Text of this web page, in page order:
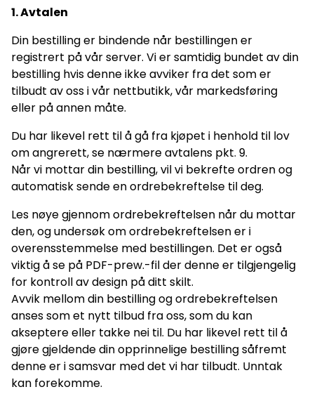
1. Avtalen
Din bestilling er bindende når bestillingen er
registrert på vår server. Vi er samtidig bundet av din
bestilling hvis denne ikke avviker fra det som er
tilbudt av oss i vår nettbutikk, vår markedsføring
eller på annen måte.
Du har likevel rett til å gå fra kjøpet i henhold til lov
om angrerett, se nærmere avtalens pkt. 9.
Når vi mottar din bestilling, vil vi bekrefte ordren og
automatisk sende en ordrebekreftelse til deg.
Les nøye gjennom ordrebekreftelsen når du mottar
den, og undersøk om ordrebekreftelsen er i
overensstemmelse med bestillingen. Det er også
viktig å se på PDF-prew.-fil der denne er tilgjengelig
for kontroll av design på ditt skilt.
Avvik mellom din bestilling og ordrebekreftelsen
anses som et nytt tilbud fra oss, som du kan
akseptere eller takke nei til. Du har likevel rett til å
gjøre gjeldende din opprinnelige bestilling såfremt
denne er i samsvar med det vi har tilbudt. Unntak
kan forekomme.